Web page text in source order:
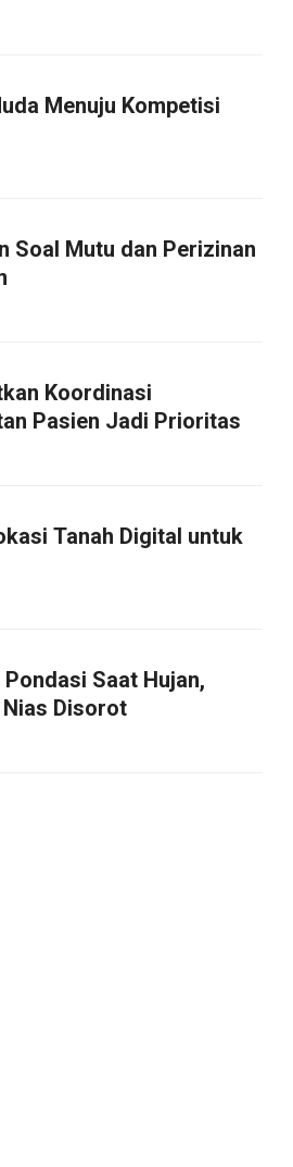
Menuju Kompetisi
Soal Mutu dan Perizinan
Koordinasi
Pasien Jadi Prioritas
Tanah Digital untuk
Saat Hujan,
Disorot